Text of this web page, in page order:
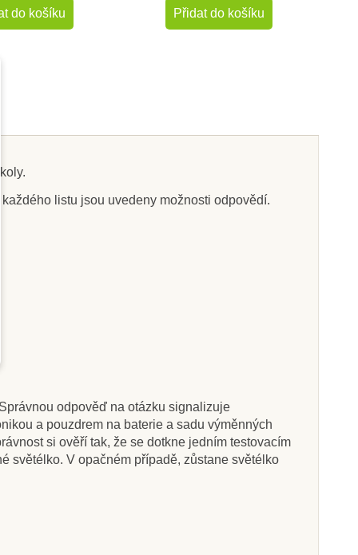
do košíku Přidat do košíku
do košíku Přidat do košíku
listu jsou uvedeny možnosti odpovědí.
odpověď na otázku signalizuje
a pouzdrem na baterie a sadu výměnných
si ověří tak, že se dotkne jedním testovacím
světélko. V opačném případě, zůstane světélko